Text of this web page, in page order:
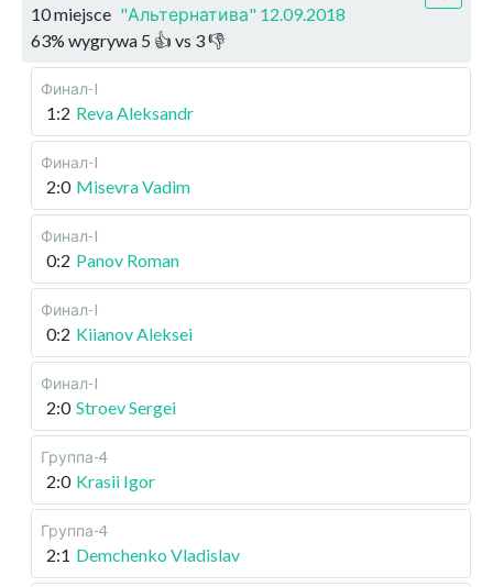
10 miejsce "Альтернатива" 12.09.2018
63% wygrywa 5 👍 vs 3👎
Финал-I
1:2 Reva Aleksandr
Финал-I
2:0 Misevra Vadim
Финал-I
0:2 Panov Roman
Финал-I
0:2 Kiianov Aleksei
Финал-I
2:0 Stroev Sergei
Группа-4
2:0 Krasii Igor
Группа-4
2:1 Demchenko Vladislav